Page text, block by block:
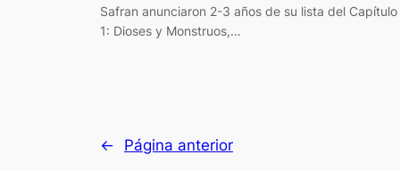
Safran anunciaron 2-3 años de su lista del Capítulo
1: Dioses y Monstruos,…
← Página anterior